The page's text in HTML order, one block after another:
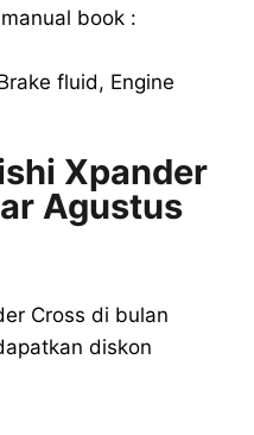
book :
fluid, Engine
Xpander
Agustus
Cross di bulan
diskon